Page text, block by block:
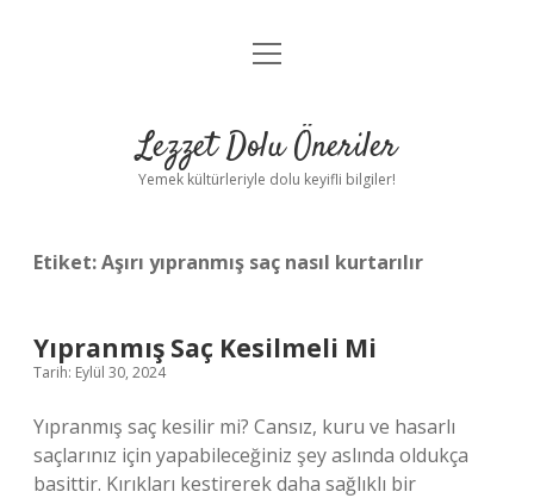
Anasayfa
Yasal Uyarı
menüyü
Lezzet Dolu Öneriler
Yemek kültürleriyle dolu keyifli bilgiler!
Etiket:Aşırı yıpranmış saç nasıl kurtarılır
Yıpranmış Saç Kesilmeli Mi
Tarih: Eylül 30, 2024
Yıpranmış saç kesilir mi? Cansız, kuru ve hasarlı
saçlarınız için yapabileceğiniz şey aslında oldukça
basittir. Kırıkları kestirerek daha sağlıklı bir